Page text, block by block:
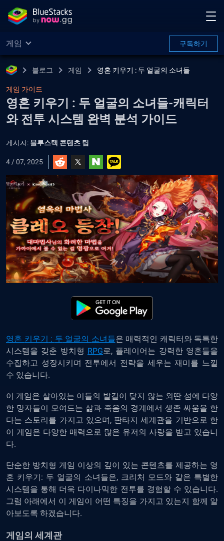
게임 구독하기
블로그 게임 영혼 키우기 : 두 얼굴의 소녀들
게임 가이드
영혼 키우기 : 두 얼굴의 소녀들-캐릭터
와 전투 시스템 완벽 분석 가이드
게시자: 블루스택 콘텐츠 팀
4 / 07, 2025
영혼 키우기 : 두 얼굴의 소녀들은 매력적인 캐릭터와 독특한
시스템을 갖춘 방치형 RPG로, 플레이어는 강력한 영혼들을
수집하고 성장시키며 전투에서 전략을 세우는 재미를 느낄
수 있습니다.
이 게임은 살아있는 이들의 발길이 닿지 않는 외딴 섬에 다양
한 망자들이 모여드는 삶과 죽음의 경계에서 생존 싸움을 한
다는 스토리를 가지고 있으며, 판타지 세계관을 기반으로 한
이 게임은 다양한 매력으로 많은 유저의 사랑을 받고 있습니
다.
단순한 방치형 게임 이상의 깊이 있는 콘텐츠를 제공하는 영
혼 키우기: 두 얼굴의 소녀들은, 크리처 모드와 같은 특별한
시스템을 통해 더욱 다이나믹한 전투를 경험할 수 있습니다.
그럼 아래에서 이 게임이 어떤 특징을 가지고 있는지 함께 알
아보도록 하겠습니다.
게임의 세계관